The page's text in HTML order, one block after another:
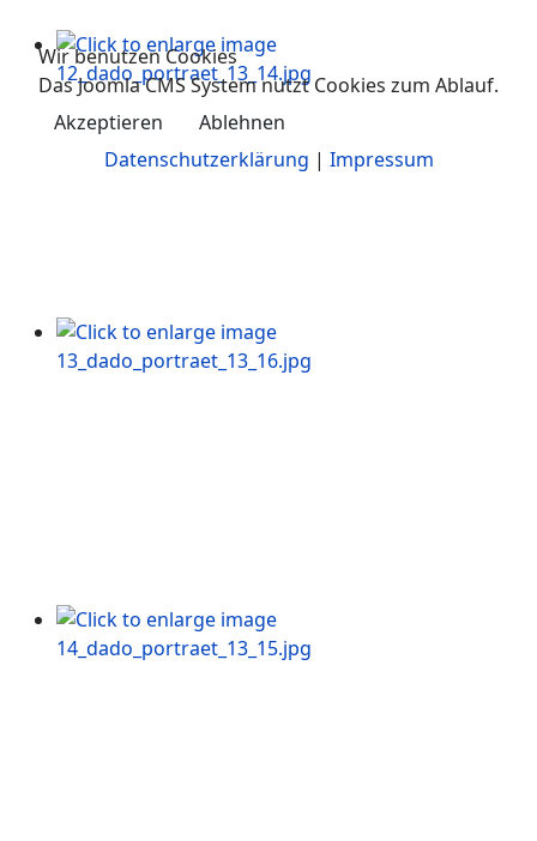
Wir benutzen Cookies
Das Joomla CMS System nutzt Cookies zum Ablauf.
Akzeptieren
Ablehnen
Datenschutzerklärung | Impressum